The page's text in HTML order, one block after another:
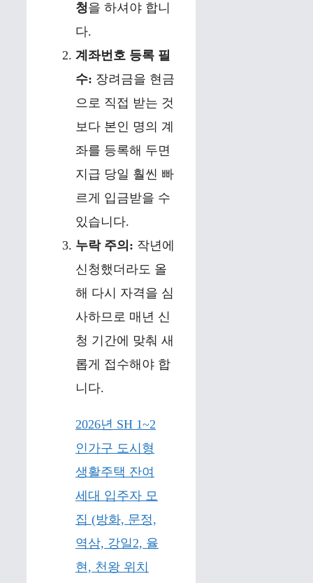
청을 하셔야 합니
다.
계좌번호 등록 필
수: 장려금을 현금
으로 직접 받는 것
보다 본인 명의 계
좌를 등록해 두면
지급 당일 훨씬 빠
르게 입금받을 수
있습니다.
누락 주의: 작년에
신청했더라도 올
해 다시 자격을 심
사하므로 매년 신
청 기간에 맞춰 새
롭게 접수해야 합
니다.
2026년 SH 1~2
인가구 도시형
생활주택 잔여
세대 입주자 모
집 (방화, 문정,
역삼, 강일2, 율
현, 천왕 위치